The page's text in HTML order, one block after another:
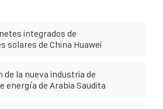
integrados de
solares de China Huawei
de la nueva industria de
energía de Arabia Saudita